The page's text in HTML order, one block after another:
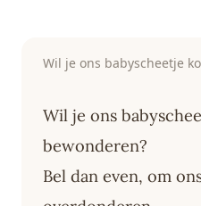
Wil je ons
bewonderen?
Bel dan even, om